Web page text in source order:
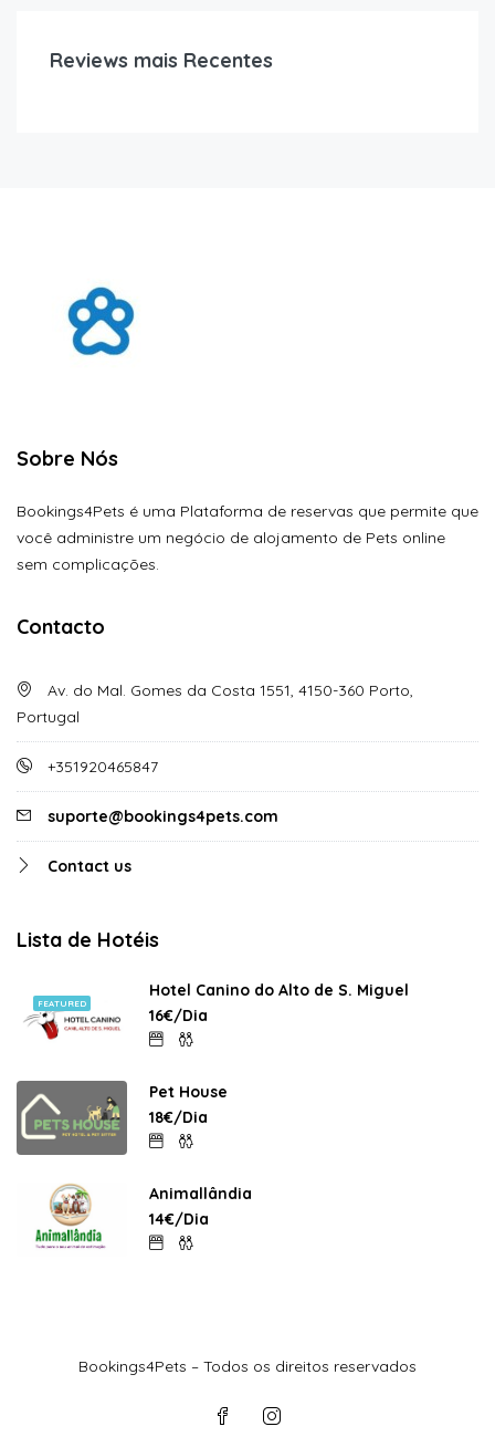
Reviews mais Recentes
Sobre Nós
Bookings4Pets é uma Plataforma de reservas que permite que
você administre um negócio de alojamento de Pets online
sem complicações.
Contacto
Av. do Mal. Gomes da Costa 1551, 4150-360 Porto,
Portugal
+351920465847
suporte@bookings4pets.com
Contact us
Lista de Hotéis
FEATURED
Hotel Canino do Alto de S. Miguel
16€/Dia
Pet House
18€/Dia
Animallândia
14€/Dia
Bookings4Pets – Todos os direitos reservados